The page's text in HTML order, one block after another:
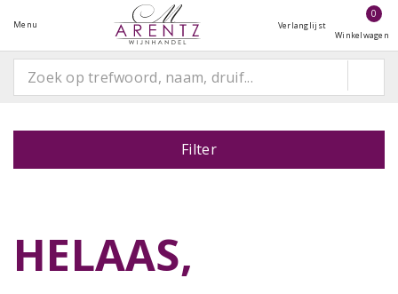
Menu Verlanglijst
0
Winkelwagen
Filter
HELAAS,